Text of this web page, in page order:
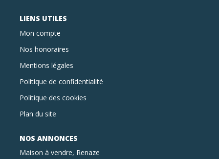
LIENS UTILES
Mon compte
Nos honoraires
Mentions légales
Politique de confidentialité
Politique des cookies
Plan du site
NOS ANNONCES
Maison à vendre, Renaze